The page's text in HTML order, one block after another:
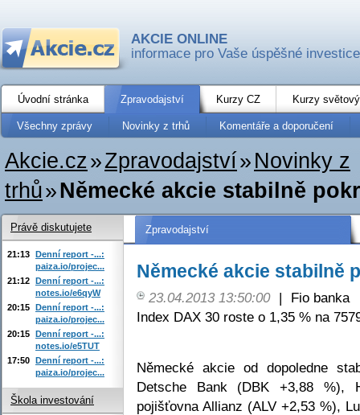
AKCIE ONLINE
informace pro Vaše úspěšné investice
Úvodní stránka Zpravodajství Kurzy CZ Kurzy
Všechny zprávy Novinky z trhů Komentáře a doporučení
Akcie.cz»Zpravodajství» Novinky z
trhů»Německé akcie stabilně
Zpravodajství
Německé akcie stabilně
23.04.2013 13:50:00 |
Fio banka
Index DAX 30 roste o 1,35 % na
Německé akcie od dopoledne
Detsche Bank (DBK +3,88 %),
pojišťovna Allianz (ALV +2,53 %),
Právě diskutujete
21:13 Denní report -...:
paiza.io/projec...
21:12 Denní report -...:
notes.io/e6qyW
20:15 Denní report -...:
paiza.io/projec...
20:15 Denní report -...:
notes.io/e5TUT
17:50 Denní report -...:
paiza.io/projec...
Škola investování